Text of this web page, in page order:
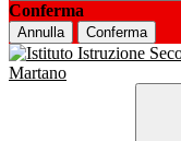
Conferma
Annulla Conferma